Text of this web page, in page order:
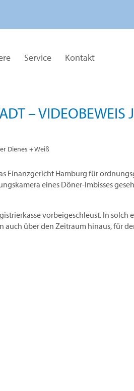
Service Kontakt
– VIDEOBEWEIS
Dienes + Weiß
Finanzgericht Hamburg für
eines Döner-Imbisses
vorbeigeschleust. In solch
über den Zeitraum hinaus, für